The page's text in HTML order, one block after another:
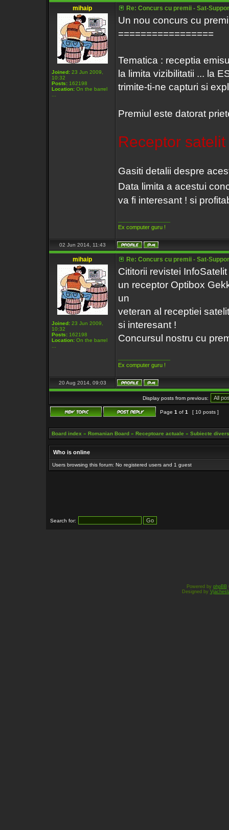
mihaip
Joined: 23 Jun 2009,
10:32
Posts: 162198
Location: On the barrel
Re: Concurs cu premii - Sat-
Un nou concurs cu
=================
Tematica : receptia
la limita vizibilitatii ... la
trimite-ti-ne capturi si
Premiul este datorat
Receptor
Gasiti detalii despre
Data limita a acestui
va fi interesant ! si
Ex computer guru !
02 Jun 2014, 11:43
mihaip
Joined: 23 Jun 2009,
10:32
Posts: 162198
Location: On the barrel
Re: Concurs cu premii - Sat-
Cititorii revistei
un receptor Optibox
un
veteran al receptiei
si interesant !
Concursul nostru cu
Ex computer guru !
20 Aug 2014, 09:03
Display posts from previous:
Page 1 of 1 [ 10 posts ]
Board index » Romanian Board » Receptoare actuale » Subiecte
Who is online
Users browsing this forum: No registered users and 1 guest
Search for:
Powered by phpBB
Designed by